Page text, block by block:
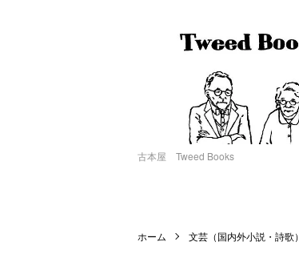
古本屋 Tweed Books
ホーム 文芸（国内外小説・詩歌）